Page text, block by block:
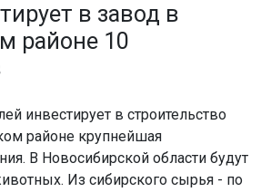
в завод в
районе 10
инвестирует в строительство
районе крупнейшая
В Новосибирской области будут
Из сибирского сырья - по